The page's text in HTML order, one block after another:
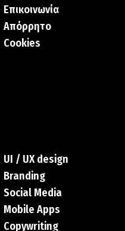
Επικοινωνία
Απόρρητο
Cookies
UI / UX design
Branding
Social Media
Mobile Apps
Copywriting